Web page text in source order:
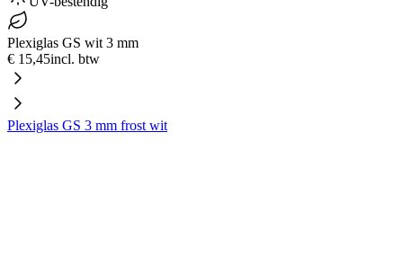
Plexiglas GS wit 3 mm
€ 15,45incl. btw
Plexiglas GS 3 mm frost wit